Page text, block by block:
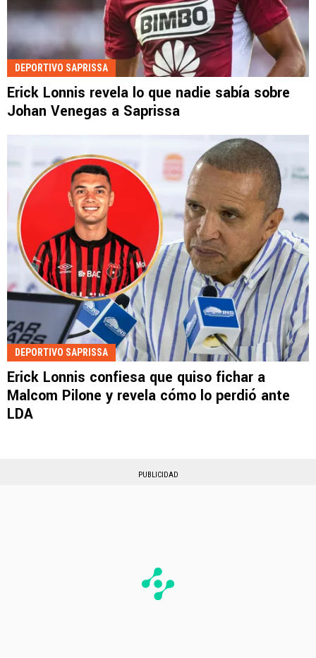
DEPORTIVO SAPRISSA
Erick Lonnis revela lo que nadie sabía sobre
Johan Venegas a Saprissa
DEPORTIVO SAPRISSA
Erick Lonnis confiesa que quiso fichar a
Malcom Pilone y revela cómo lo perdió ante
LDA
PUBLICIDAD